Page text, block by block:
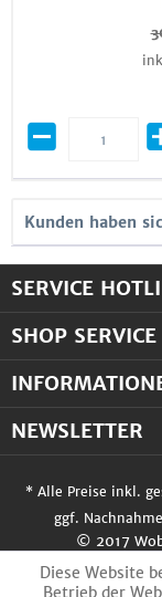
Kunden haben
SERVICE
SHOP SERVICE
NEWSLETTER
* Alle Preise inkl.
ggf.
© 2017
Diese Website
Betrieb der